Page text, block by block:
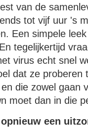
van de
tot vijf uur 's
Een simpele
tegelijkertijd
virus echt snel
dat ze proberen
die zowel gaan
moet dan in die
een